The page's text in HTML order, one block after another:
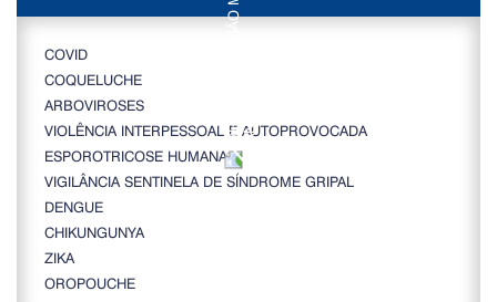
COVID
COQUELUCHE
ARBOVIROSES
VIOLÊNCIA INTERPESSOAL E AUTOPROVOCADA
ESPOROTRICOSE HUMANA
VIGILÂNCIA SENTINELA DE SÍNDROME GRIPAL
DENGUE
CHIKUNGUNYA
ZIKA
OROPOUCHE